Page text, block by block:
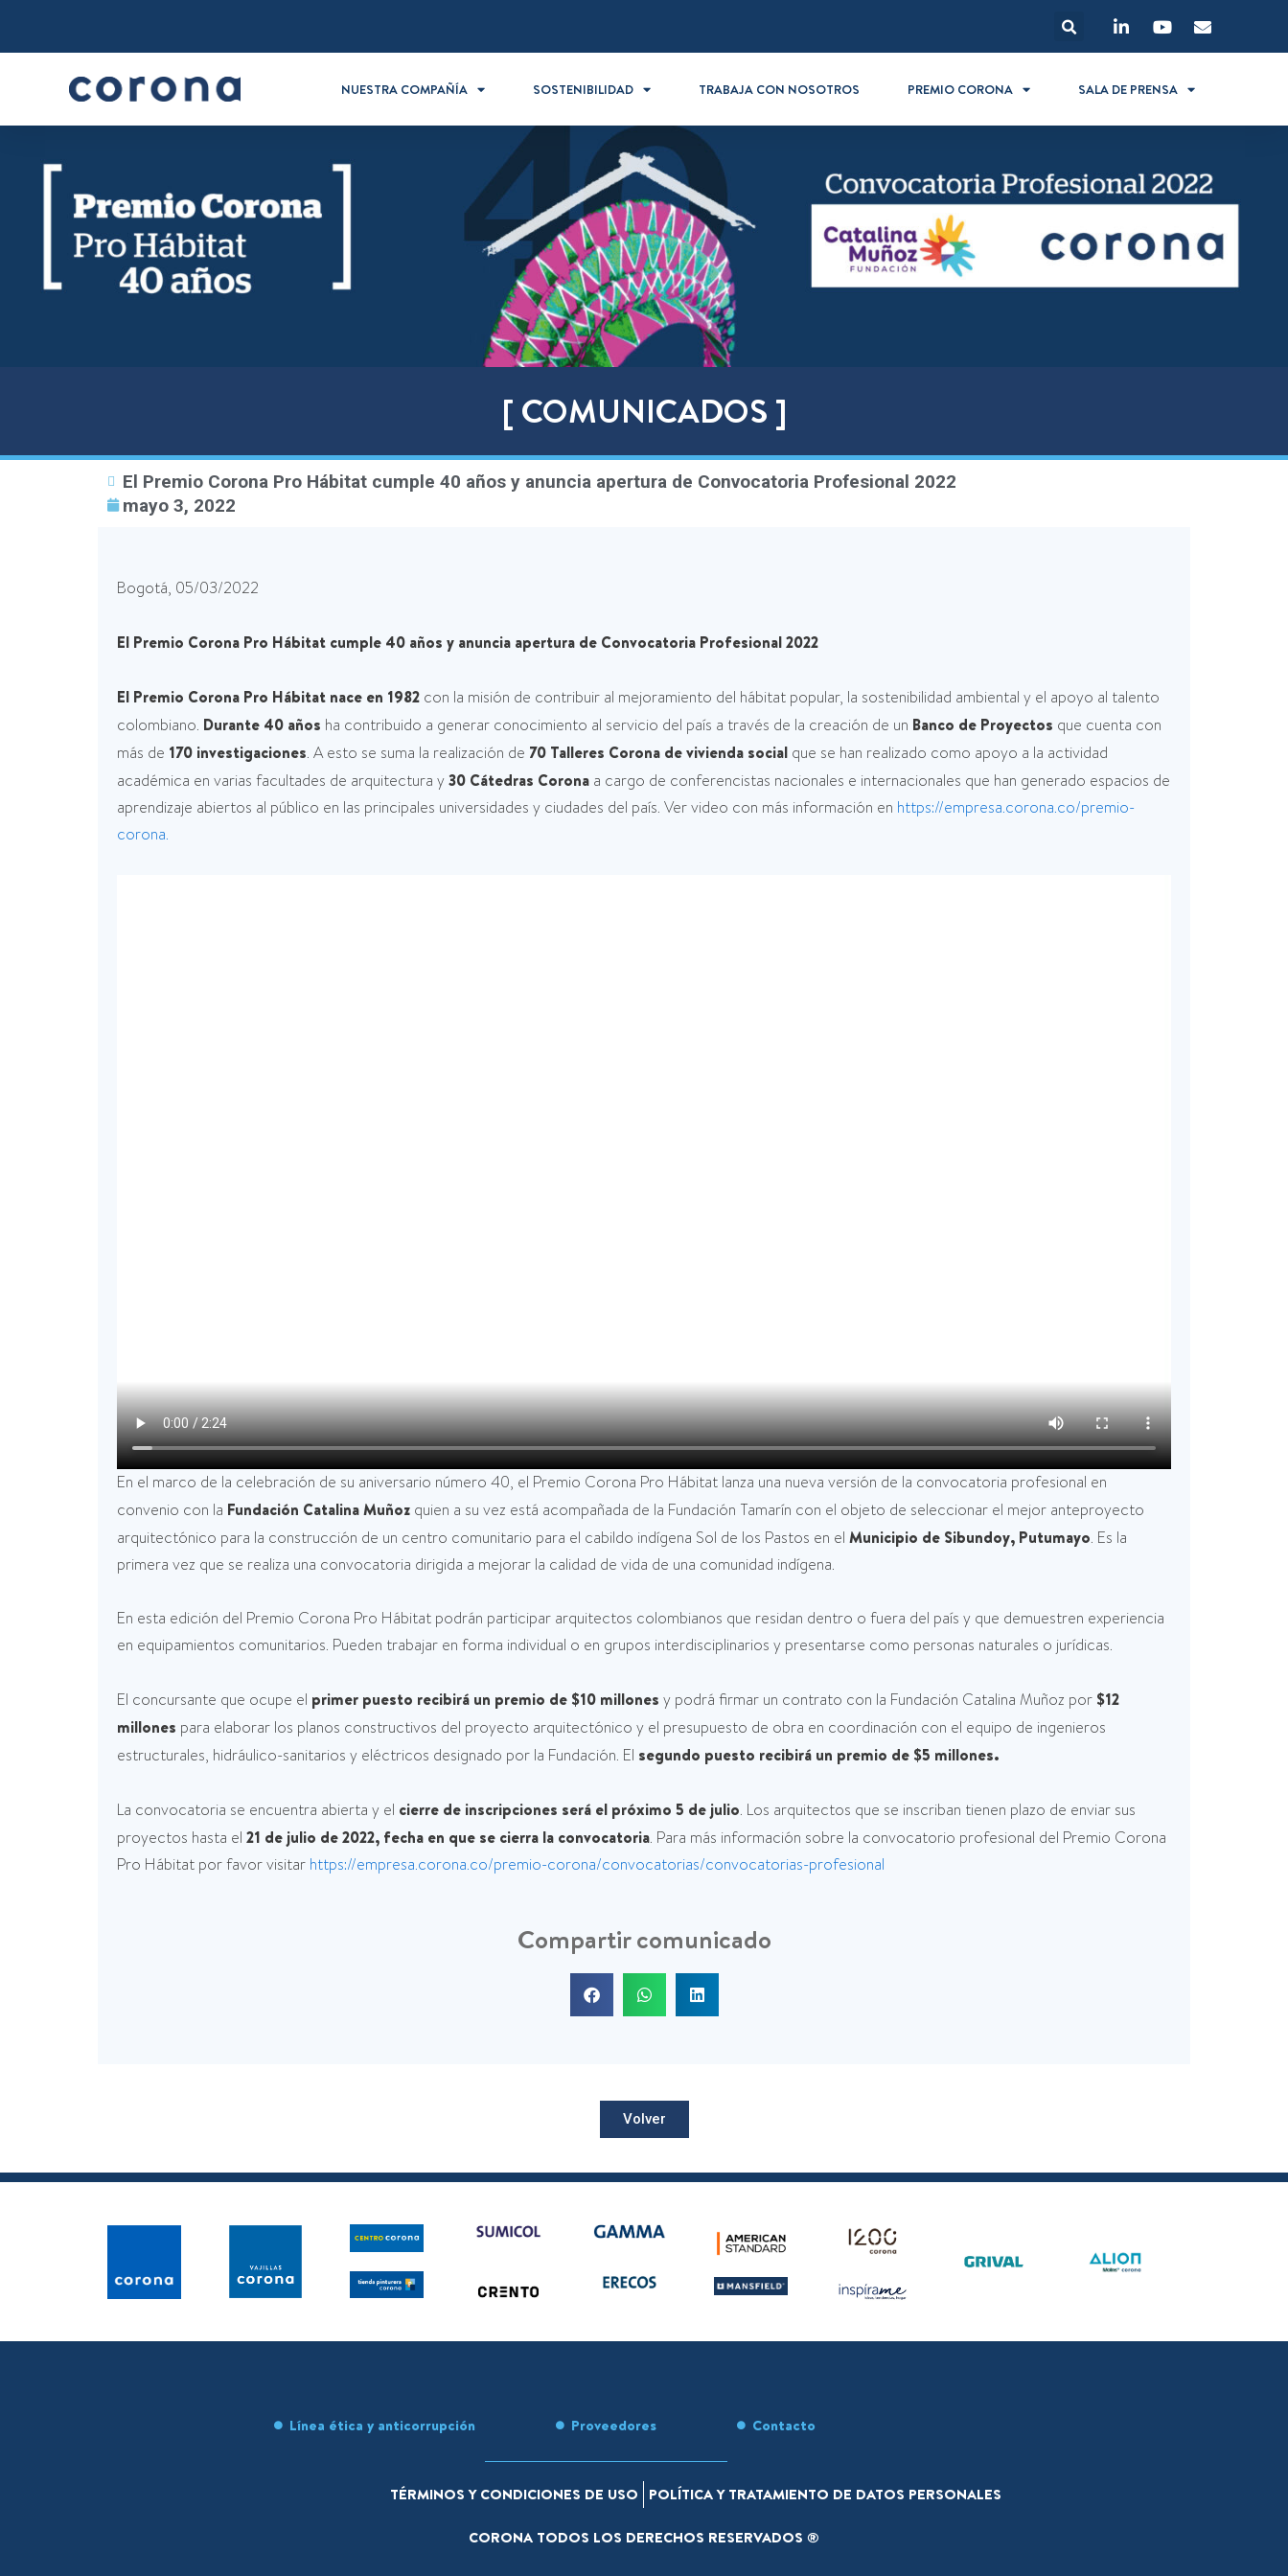
NUESTRA COMPAÑÍA SOSTENIBILIDAD TRABAJA CON NOSOTROS PREMIO CORONA SALA DE PRENSA
[ COMUNICADOS ]
El Premio Corona Pro Hábitat cumple 40 años y anuncia apertura de Convocatoria Profesional 2022
mayo 3, 2022
Bogotá, 05/03/2022
El Premio Corona Pro Hábitat cumple 40 años y anuncia apertura de Convocatoria Profesional 2022
El Premio Corona Pro Hábitat nace en 1982 con la misión de contribuir al mejoramiento del hábitat popular, la sostenibilidad ambiental y el apoyo al talento
colombiano. Durante 40 años ha contribuido a generar conocimiento al servicio del país a través de la creación de un Banco de Proyectos que cuenta con
más de 170 investigaciones. A esto se suma la realización de 70 Talleres Corona de vivienda social que se han realizado como apoyo a la actividad
académica en varias facultades de arquitectura y30 Cátedras Corona a cargo de conferencistas nacionales e internacionales que han generado espacios de
aprendizaje abiertos al público en las principales universidades y ciudades del país. Ver video con más información en https://empresa.corona.co/premio-
corona.
En el marco de la celebración de su aniversario número 40, el Premio Corona Pro Hábitat lanza una nueva versión de la convocatoria profesional en
convenio con la Fundación Catalina Muñoz quien a su vez está acompañada de la Fundación Tamarín con el objeto de seleccionar el mejor anteproyecto
arquitectónico para la construcción de un centro comunitario para el cabildo indígena Sol de los Pastos en el Municipio de Sibundoy, Putumayo. Es la
primera vez que se realiza una convocatoria dirigida a mejorar la calidad de vida de una comunidad indígena.
En esta edición del Premio Corona Pro Hábitat podrán participar arquitectos colombianos que residan dentro o fuera del país y que demuestren experiencia
en equipamientos comunitarios. Pueden trabajar en forma individual o en grupos interdisciplinarios y presentarse como personas naturales o jurídicas.
El concursante que ocupe el primer puesto recibirá un premio de $10 millones y podrá firmar un contrato con la Fundación Catalina Muñoz por $12
millones para elaborar los planos constructivos del proyecto arquitectónico y el presupuesto de obra en coordinación con el equipo de ingenieros
estructurales, hidráulico-sanitarios y eléctricos designado por la Fundación. El segundo puesto recibirá un premio de $5 millones.
La convocatoria se encuentra abierta y el cierre de inscripciones será el próximo 5 de julio. Los arquitectos que se inscriban tienen plazo de enviar sus
proyectos hasta el 21 de julio de 2022, fecha en que se cierra la convocatoria. Para más información sobre la convocatorio profesional del Premio Corona
Pro Hábitat por favor visitar https://empresa.corona.co/premio-corona/convocatorias/convocatorias-profesional
Compartir comunicado
Volver
Línea ética y anticorrupción Proveedores Contacto
TÉRMINOS Y CONDICIONES DE USO POLÍTICA Y TRATAMIENTO DE DATOS PERSONALES
CORONA TODOS LOS DERECHOS RESERVADOS ®